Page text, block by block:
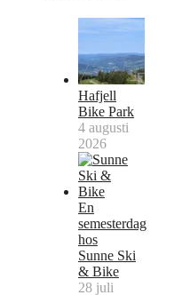
Hafjell
Bike Park
4 augusti
2026
En
semesterdag
hos
Sunne Ski
& Bike
28 juli